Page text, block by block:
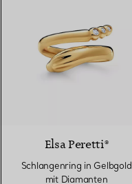
Elsa Peretti®
Schlangenring in Gelbgold
mit Diamanten